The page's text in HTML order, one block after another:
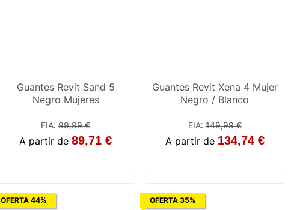
Guantes Revit Sand 5
Negro Mujeres
EIA: 99,99 €
A partir de 89,71 €
Guantes Revit Xena 4 Mujer
Negro / Blanco
EIA:149,99 €
A partir de 134,74 €
OFERTA 44% OFERTA 35%